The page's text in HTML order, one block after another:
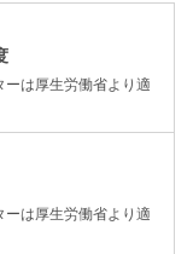
は厚生労働省より適
は厚生労働省より適